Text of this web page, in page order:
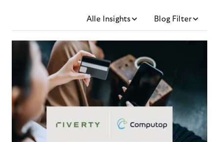
Alle Insights Blog Filter